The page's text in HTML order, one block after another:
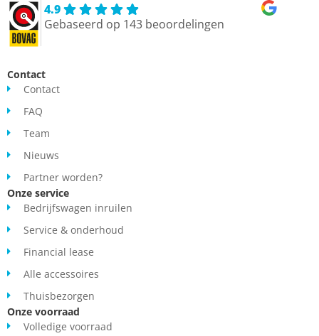
4.9
Gebaseerd op 143 beoordelingen
Contact
Contact
FAQ
Team
Nieuws
Partner worden?
Onze service
Bedrijfswagen inruilen
Service & onderhoud
Financial lease
Alle accessoires
Thuisbezorgen
Onze voorraad
Volledige voorraad